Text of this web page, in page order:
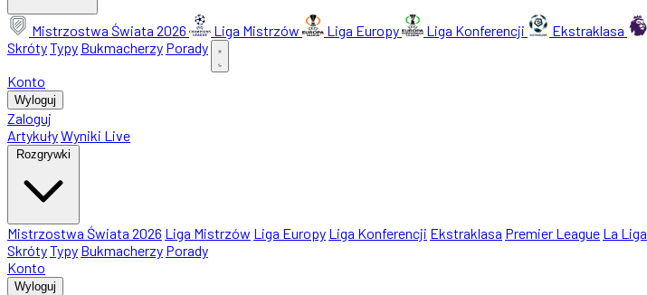
Mistrzostwa Świata 2026 Liga Mistrzów Liga Europy Liga Konferencji Ekstraklasa
SkrótyTypy Bukmacherzy Porady
Konto
Wyloguj
Zaloguj
ArtykułyWyniki Live
Rozgrywki
Mistrzostwa Świata 2026 Liga Mistrzów Liga Europy Liga Konferencji Ekstraklasa Premier League La Liga
SkrótyTypy Bukmacherzy Porady
Konto
Wyloguj